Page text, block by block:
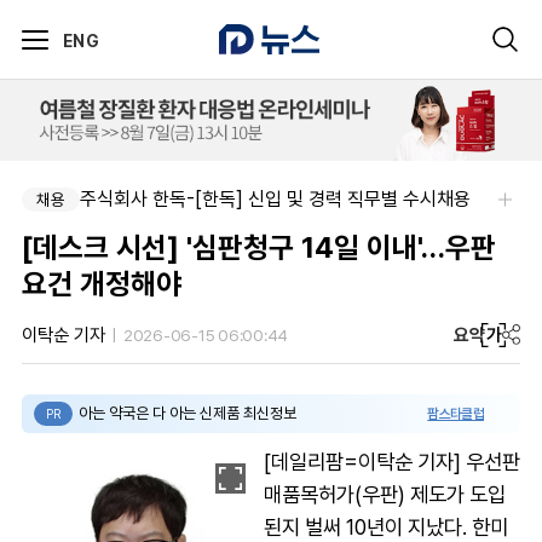
ENG
채용 주식회사 한독-[한독] 신입 및 경력 직무별 수시채용
[데스크 시선] '심판청구 14일 이내'…우판
요건 개정해야
이탁순 기자 2026-06-15 06:00:44 요약가
PR 아는 약국은 다 아는 신제품 최신정보 팜스타클럽
[데일리팜=이탁순 기자] 우선판
매품목허가(우판) 제도가 도입
된지 벌써 10년이 지났다. 한미